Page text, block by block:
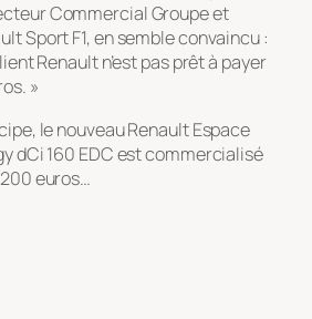
Commercial Groupe et
Sport F1, en semble convaincu :
Renault n’est pas prêt à payer
»
le nouveau Renault Espace
dCi 160 EDC est commercialisé
euros…